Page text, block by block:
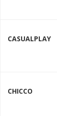
CASUALPLAY
CHICCO